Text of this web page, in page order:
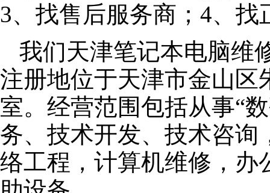
3、找售后服务商；4、找
我们天津笔记本电脑维
注册地位于天津市金山区
室。经营范围包括从事“
务、技术开发、技术咨询
络工程，计算机维修，办